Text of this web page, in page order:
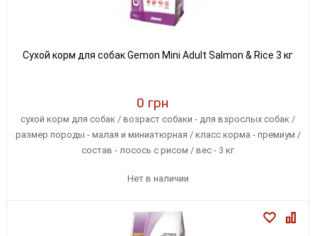
Сухой корм для собак Gemon Mini Adult Salmon & Rice 3 кг
0 грн
сухой корм для собак / возраст собаки - для взрослых собак /
размер породы - малая и миниатюрная / класс корма - премиум /
состав - лосось с рисом / вес - 3 кг
Нет в наличии